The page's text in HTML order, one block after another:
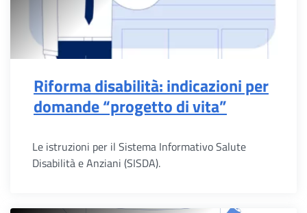
Riforma disabilità: indicazioni per
domande “progetto di vita”
Le istruzioni per il Sistema Informativo Salute
Disabilità e Anziani (SISDA).